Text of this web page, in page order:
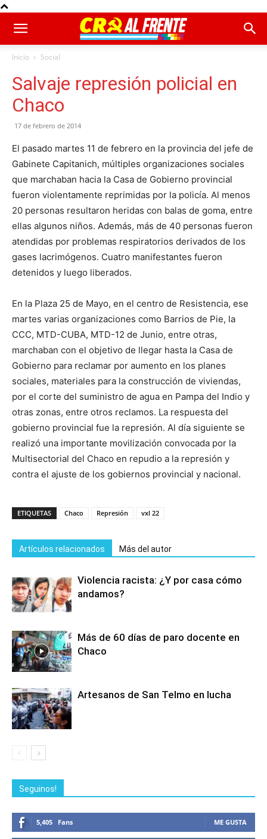
Inicio Social
Salvaje represión policial en
Chaco
17 de febrero de 2014
El pasado martes 11 de febrero en la provincia del jefe de
Gabinete Capitanich, múltiples organizaciones sociales
que marchaban hacia la Casa de Gobierno provincial
fueron violentamente reprimidas por la policía. Al menos
20 personas resultaron heridas con balas de goma, entre
ellas algunos niños. Además, más de 40 personas fueron
atendidas por problemas respiratorios derivados de los
gases lacrimógenos. Cuatro manifestantes fueron
detenidos y luego liberados.
En la Plaza 25 de Mayo, en el centro de Resistencia, ese
martes varias organizaciones como Barrios de Pie, la
CCC, MTD-CUBA, MTD-12 de Junio, entre otras,
marchaban con el objetivo de llegar hasta la Casa de
Gobierno para reclamar por aumento en los planes
sociales, materiales para la construcción de viviendas,
por el corte del suministro de agua en Pampa del Indio y
otras zonas, entre otros reclamos. La respuesta del
gobierno provincial fue la represión. Al día siguiente se
realizó una importante movilización convocada por la
Multisectorial del Chaco en repudio a la represión y
contra el ajuste de los gobiernos provincial y nacional.
ETIQUETAS Chaco Represión vxl 22
Artículos relacionados Más del autor
Violencia racista: ¿Y por casa cómo
andamos?
Más de 60 días de paro docente en
Chaco
Artesanos de San Telmo en lucha
Seguinos!
5,405 Fans ME GUSTA